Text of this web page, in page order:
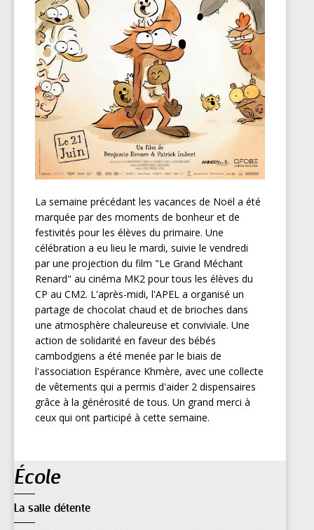
La semaine précédant les vacances de Noël a été
marquée par des moments de bonheur et de
festivités pour les élèves du primaire. Une
célébration a eu lieu le mardi, suivie le vendredi
par une projection du film "Le Grand Méchant
Renard" au cinéma MK2 pour tous les élèves du
CP au CM2. L'après-midi, l'APEL a organisé un
partage de chocolat chaud et de brioches dans
une atmosphère chaleureuse et conviviale. Une
action de solidarité en faveur des bébés
cambodgiens a été menée par le biais de
l'association Espérance Khmère, avec une collecte
de vêtements qui a permis d'aider 2 dispensaires
grâce à la générosité de tous. Un grand merci à
ceux qui ont participé à cette semaine.
Navigation
École
La salle détente